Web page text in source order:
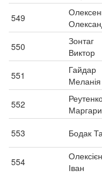
549
550
Зонтаг
Виктор
551
Гайдар
Меланія
552
553 Бодак
554
Іван